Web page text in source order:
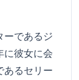
ーであるジ
に彼女に会
あるセリー